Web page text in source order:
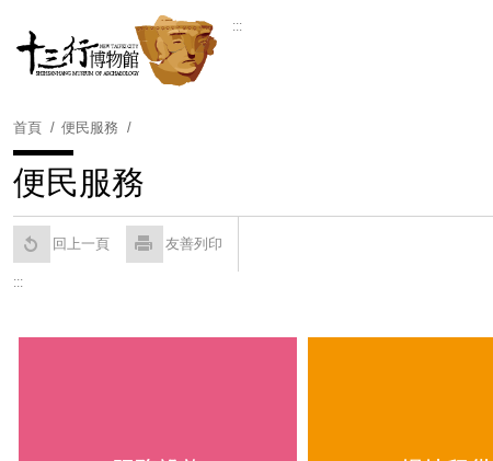
:::
Powered by
首頁 便民服務
便民服務
回上一頁 友善列印
:::